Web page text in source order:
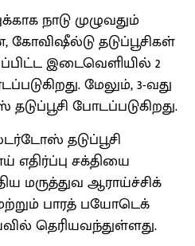
நாடு முழுவதும்
தடுப்பூசிகள்
இடைவெளியில் 2
மேலும், 3-வது
போடப்படுகிறது.
தடுப்பூசி
எதிர்ப்பு சக்தியை
மருத்துவ ஆராய்ச்சிக்
பாரத் பயோடெக்
தெரியவந்துள்ளது.